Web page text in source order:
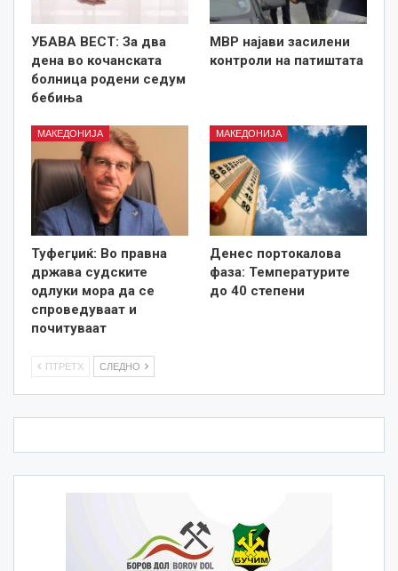
УБАВА ВЕСТ: За два
дена во кочанската
болница родени седум
бебиња
МВР најави засилени
контроли на патиштата
МАКЕДОНИЈА
Туфегџиќ: Во правна
држава судските
одлуки мора да се
спроведуваат и
почитуваат
МАКЕДОНИЈА
Денес портокалова
фаза: Температурите
до 40 степени
ПТРЕТХ СЛЕДНО